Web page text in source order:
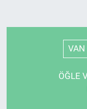
VAN
ÖĞLE
Depolama
İnşaat ve
HaberOrtak